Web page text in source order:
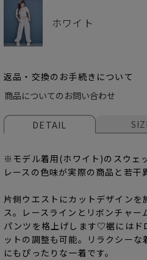
ホワイト
ホワイト
返品・交換のお手続きについて
商品についてのお問い合わせ
DETAIL
※モデル着用(ホワイト)のスウェ
レースの色味が実際の商品と若干
片側ウエストにカットデザインを
ス。レースラインとリボンチャー
パンツを格上げします♡裾にはド
ットの調整も可能。リラクシー
にもぴったりな一着です。